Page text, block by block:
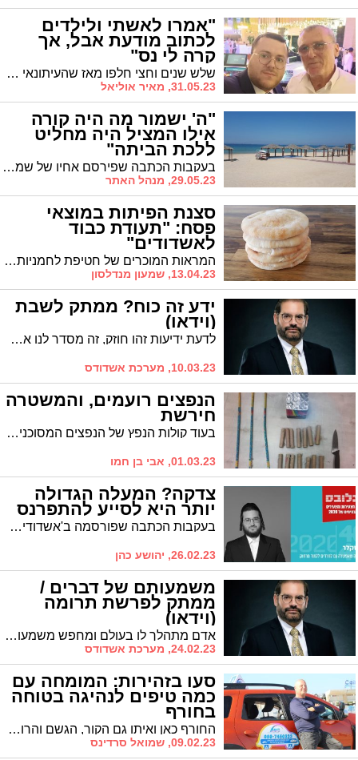
"אמרו לאשתי ולילדים
לכתוב מודעת אבל, אך
קרה לי נס"
שלש שנים וחצי חלפו מאז שהעיתונאי האשדודי מאיר אוליאל הרים משדר מיוחד לטובת אחד החולים הקריטיים הראשונים של הקורונה שאושפז באסותא-אשדוד והיטלטל בין חיים למוות * אמש הם נפגשו וסגרו מעגל
31.05.23, מאיר אוליאל
"ה' ישמור מה היה קורה
אילו המציל היה מחליט
ללכת הביתה"
בעקבות הכתבה שפירסם אחיו של שמעון לסרי ז"ל שטבע בים לפני 7 שנים, משתף אחד הקוראים, אריאל יצחק, את המקרה שהוא היה עד לו רק לפני שבוע וחצי בחוף הנפרד: "אחד המתרחצים טבע, רק בנס המציל – שנשאר כי הוא פשוט לא היה מסוגל ללכת - עוד היה באיזור וחייו ניצלו"
29.05.23, מנהל האתר
סצנת הפיתות במוצאי
פסח: "תעודת כבוד
לאשדודים"
המראות המוכרים של חטיפת לחמניות שנמכרות במחיר מופקע, לא נראים בעיר. לדעתי, זה מהווה אות כבוד לעיר / הערה לסדר
13.04.23, שמעון מנדלסון
ידע זה כוח? ממתק לשבת
(וידאו)
לדעת ידיעות זהו חוזק, זה מסדר לנו את הדברים, את העולם, את החוקים, זה נוסך ביטחון. אותן ידיעות מפתחות אותנו, מפתחות את האישיות שלנו. אבל יש גם צד שני. ואיך זה קשור לחטא העגל?
10.03.23, מערכת אשדודס
הנפצים רועמים, והמשטרה
חירשת
בעוד קולות הנפץ של הנפצים המסוכנים מחרידים את שנתם של תושבי הרבעים בעיר, נראה שבמשטרה לא שומעים. האם למשטרה יש בעיה לעצור חנות שמוכרת את האמצעים המסוכנים? תושב שואל
01.03.23, אבי בן חמו
צדקה? המעלה הגדולה
יותר היא לסייע להתפרנס
בעקבות הכתבה שפורסמה ב'אשדודים מדברים' השבוע בה מובאת ההתלבטות שהיתה לר' זאב סקלר, קובע הרב יהושוע כהן: "אין כאן כל התלבטות. מה שעושה הרב סקלר זו הצדקה הגדולה והמעולה ביותר. ואלו לא מילים שלי אלא של הרמב"ם"
26.02.23, יהושע כהן
משמעותם של דברים /
ממתק לפרשת תרומה
(וידאו)
אדם מתהלך לו בעולם ומחפש משמעות, הוא עושה זאת בדרכים שונות ומגוונות, לעתים מודעות יותר ולעתים פחות מודעות. אך אין ספק שהמשמעות של החיים חשובה בעינינו ומפעילה אותנו * היועץ הזוגי הבכיר הרב אביחי כהן עם ממתק לפרשת תרומה
24.02.23, מערכת אשדודס
סעו בזהירות: המומחה עם
כמה טיפים לנהיגה בטוחה
בחורף
החורף כאן ואיתו גם הקור, הגשם והרוח שמשפיעים על תנאי הדרך ועלולים להוות סכנה במצבים מסוימים עבור המשתמשים בה. הינה לכם כמה טיפים מפי חגי דביר, בעלי בי"ס קשת לנהיגה באשדוד – כיצד יש להתנהג בדרך בימי החורף?
09.02.23, שמואל סרדינס